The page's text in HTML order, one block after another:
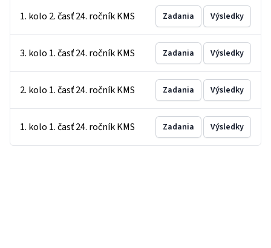
1. kolo 2. časť 24. ročník KMS Zadania Výsledky
3. kolo 1. časť 24. ročník KMS Zadania Výsledky
2. kolo 1. časť 24. ročník KMS Zadania Výsledky
1. kolo 1. časť 24. ročník KMS Zadania Výsledky